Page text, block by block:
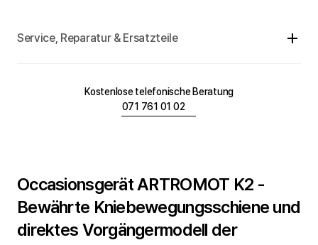
Service, Reparatur & Ersatzteile
Kostenlose telefonische Beratung
071 761 01 02
Occasionsgerät ARTROMOT K2 -
Bewährte Kniebewegungsschiene und
direktes Vorgängermodell der